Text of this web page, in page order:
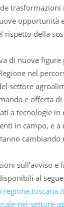
trasformazioni
opportunità
rispetto della
di nuove
nel
settore
e offerta
a tecnologie in
in campo, e
cambiando
sull’avviso e
al
nel-settore-